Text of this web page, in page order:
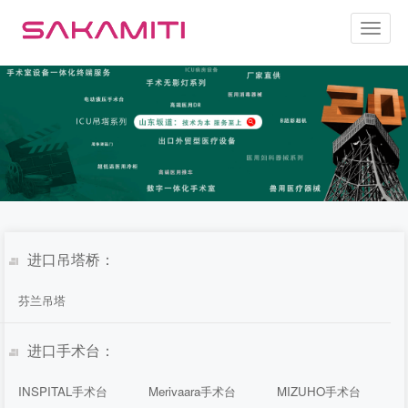
Toggle
进口吊塔桥：
芬兰吊塔
进口手术台：
INSPITAL手术台 Merivaara手术台 MIZUHO手术台